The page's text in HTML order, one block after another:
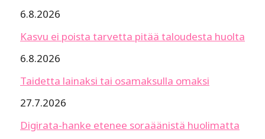
6.8.2026
Kasvu ei poista tarvetta pitää taloudesta huolta
6.8.2026
Taidetta lainaksi tai osamaksulla omaksi
27.7.2026
Digirata-hanke etenee soraäänistä huolimatta